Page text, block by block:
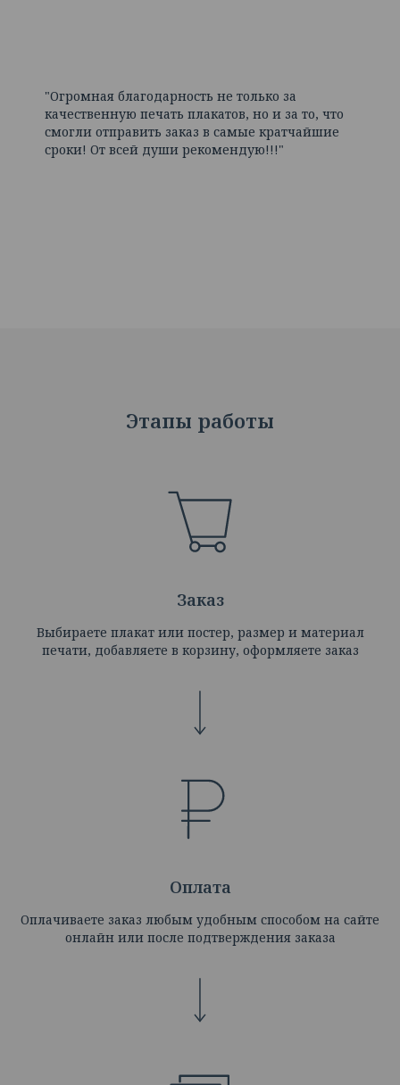
"Огромная благодарность не только за
качественную печать плакатов, но и за то, что
смогли отправить заказ в самые кратчайшие
сроки! От всей души рекомендую!!!"
Этапы работы
Заказ
Выбираете плакат или постер, размер и материал
печати, добавляете в корзину, оформляете заказ
Оплата
Оплачиваете заказ любым удобным способом на сайте
онлайн или после подтверждения заказа